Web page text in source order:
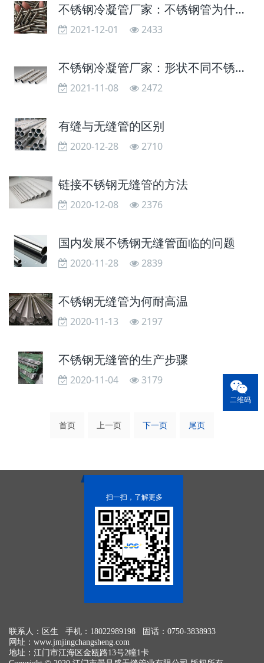
不锈钢冷凝管厂家：不锈钢管为什么不能和碳钢管堆一起
2021-12-01 2433
不锈钢冷凝管厂家：形状不同不锈钢冷凝管的作用不同
2021-11-08 2472
有缝与无缝管的区别
2020-12-28 2710
链接不锈钢无缝管的方法
2020-12-08 2376
国内发展不锈钢无缝管面临的问题
2020-11-28 2839
不锈钢无缝管为何耐高温
2020-11-13 2197
不锈钢无缝管的生产步骤
2020-11-04 3179
首页 上一页 下一页 尾页
扫一扫，了解更多
联系人：区生 手机：18022989198 固话：0750-3838933
网址： www.jmjingchangsheng.com
地址：江门市江海区金瓯路13号2幢1卡
二维码